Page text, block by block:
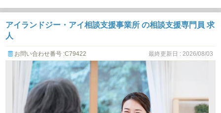
アイランドジー・アイ相談支援事業所 の相談支援専門員 求
人
お問い合わせ番号 :C79422 最終更新日 : 2026/08/03